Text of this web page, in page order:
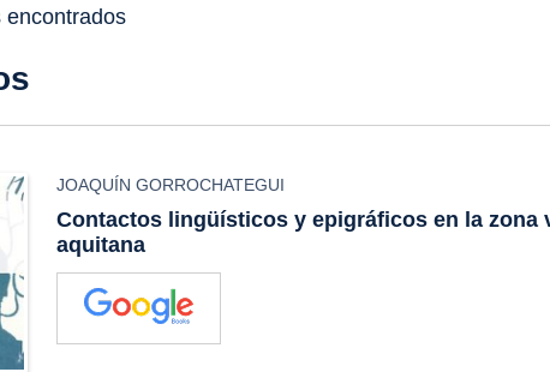
encontrados
JOAQUÍN GORROCHATEGUI
Contactos lingüísticos y epigráficos en la zona
aquitana